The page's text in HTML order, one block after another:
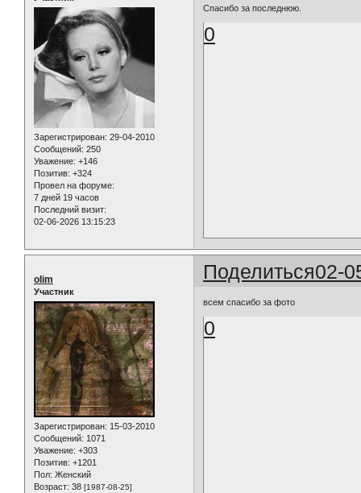
Зарегистрирован: 29-04-2010
Сообщений: 250
Уважение: +146
Позитив: +324
Провел на форуме:
7 дней 19 часов
Последний визит:
02-06-2026 13:15:23
Спасибо за последнюю.
0
Поделиться02-
olim
Участник
Зарегистрирован: 15-03-2010
Сообщений: 1071
Уважение: +303
Позитив: +1201
Пол: Женский
Возраст: 38 [1987-08-25]
всем спасибо за фото
0